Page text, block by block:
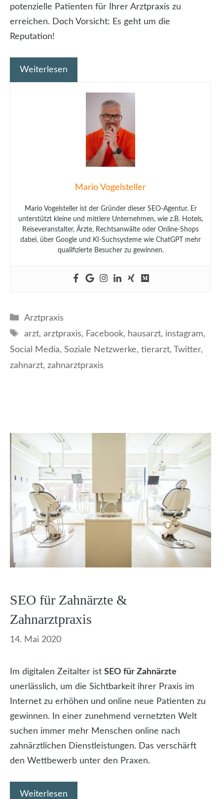
potenzielle Patienten für Ihrer Arztpraxis zu
erreichen. Doch Vorsicht: Es geht um die
Reputation!
Weiterlesen
Mario Vogelsteller
Mario Vogelsteller ist der Gründer dieser SEO-Agentur. Er
unterstützt kleine und mittlere Unternehmen, wie z.B. Hotels,
Reiseveranstalter, Ärzte, Rechtsanwälte oder Online-Shops
dabei, über Google und KI-Suchsysteme wie ChatGPT mehr
qualifizierte Besucher zu gewinnen.
Kategorien
Arztpraxis
Schlagwörter
arzt, arztpraxis, Facebook, hausarzt, instagram,
Social Media, Soziale Netzwerke, tierarzt, Twitter,
zahnarzt, zahnarztpraxis
SEO für Zahnärzte &
Zahnarztpraxis
14. Mai 2020
Im digitalen Zeitalter ist SEO für Zahnärzte
unerlässlich, um die Sichtbarkeit ihrer Praxis im
Internet zu erhöhen und online neue Patienten zu
gewinnen. In einer zunehmend vernetzten Welt
suchen immer mehr Menschen online nach
zahnärztlichen Dienstleistungen. Das verschärft
den Wettbewerb unter den Praxen.
Weiterlesen